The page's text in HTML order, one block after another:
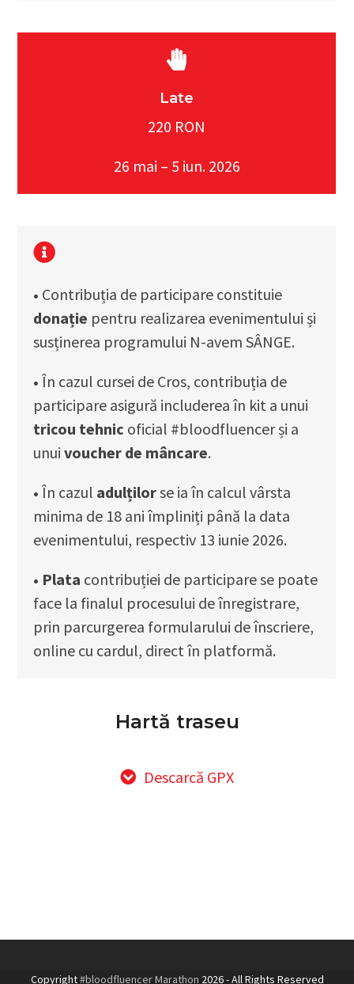
Late
220 RON
26 mai – 5 iun. 2026
• Contribuția de participare constituie
donație pentru realizarea evenimentului și
susținerea programului N-avem SÂNGE.
• În cazul cursei de Cros, contribuția de
participare asigură includerea în kit a unui
tricou tehnic oficial #bloodfluencer și a
unui voucher de mâncare.
•În cazul adulțilorse ia în calcul vârsta
minima de 18 ani împliniți până la data
evenimentului, respectiv 13 iunie 2026.
• Plata contribuției de participare se poate
face la finalul procesului de înregistrare,
prin parcurgerea formularului de înscriere,
online cu cardul, direct în platformă.
Hartă traseu
Descarcă GPX
Copyright#bloodfluencer Marathon 2026 - All Rights Reserved